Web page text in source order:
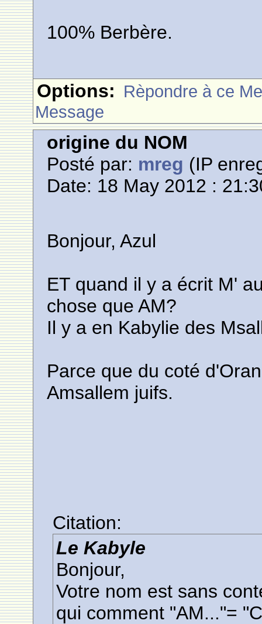
100% Berbère.
Options: Rèpondre à ce
Message
origine du NOM
Posté par: mreg (IP
Date: 18 May 2012 :
Bonjour, Azul
ET quand il y a écrit M'
chose que AM?
Il y a en Kabylie des
Parce que du coté
Amsallem juifs.
Citation:
Le Kabyle
Bonjour,
Votre nom est sans
qui comment "AM..."=